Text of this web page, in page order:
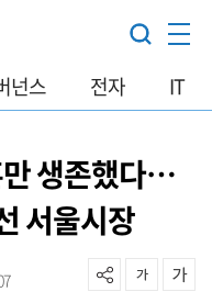
넌스 전자 IT
생존했다…
서울시장